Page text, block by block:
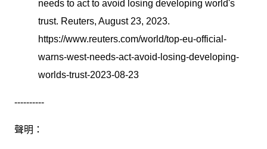
needs to act to avoid losing developing world's
trust. Reuters, August 23, 2023.
https://www.reuters.com/world/top-eu-official-
warns-west-needs-act-avoid-losing-developing-
worlds-trust-2023-08-23
----------
聲明：